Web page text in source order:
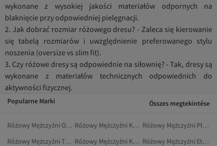
wykonane z wysokiej jakości materiałów odpornych na
blaknięcie przy odpowiedniej pielęgnacji.
2. Jak dobrać rozmiar różowego dresu? - Zaleca się kierowanie
się tabelą rozmiarów i uwzględnienie preferowanego stylu
noszenia (oversize vs slim fit).
3. Czy różowe dresy są odpowiednie na siłownię? - Tak, dresy są
wykonane z materiałów technicznych odpowiednich do
aktywności fizycznej.
Popularne Marki Összes megtekintése
Różowy Mężczyźni Odzież Różowy Mężczyźni Kombinezony
Różowy Mężczyźni Płaszcze Przeciwdeszczowe
Różowy Mężczyźni Torby Na Siłownię
Różowy Mężczyźni Kurtki Zimowe
Różowy Mężczyźni Etui Na Karty